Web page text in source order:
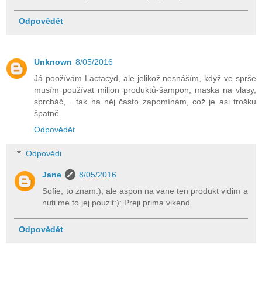
Odpovědět
Unknown 8/05/2016
Já poožívám Lactacyd, ale jelikož nesnáším, když ve sprše
musím používat milion produktů-šampon, maska na vlasy,
sprcháč,... tak na něj často zapomínám, což je asi trošku
špatně.
Odpovědět
Odpovědi
Jane
8/05/2016
Sofie, to znam:), ale aspon na vane ten produkt vidim a
nuti me to jej pouzit:): Preji prima vikend.
Odpovědět